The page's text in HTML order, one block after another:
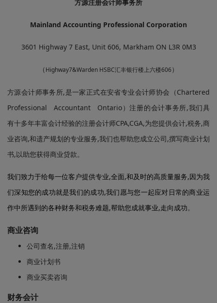
方源注册会计师事务所
Mainland Accounting Professional Corporation
3601 Highway 7 East, Unit 606, Markham ON L3R 0M3
（Highway7&Warden HSBC汇丰银行楼上六楼606）
方源会计师事务所,是一家正式在安省专业会计师协会（Chartered
Professional Accountant Ontario）注册的会计事务所,我们具
有十多年丰富会计经验的注册会计师CPA,CGA,为您提供会计,税务,商
业咨询,和遗产规划的专业服务,我们也帮助您成立公司,撰写商业计划
书,以助您获得商业贷款。
我们致力于给每一位客户提供专业,全面,和及时的高质量服务,因为我
们深知您的成功就是我们的成功,我们愿与您一起应对日常的商业运
作中所遇到的各种财务和税务难题,帮助您成就事业,走向成功。
商业咨询
公司查名,注册,注销
商业计划书
商业买卖咨询
财务会计